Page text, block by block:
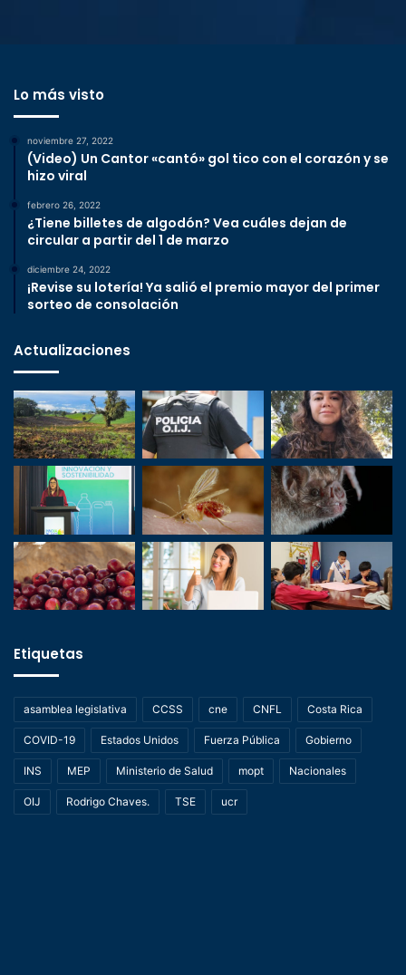
Lo más visto
noviembre 27, 2022
(Video) Un Cantor «cantó» gol tico con el corazón y se
hizo viral
febrero 26, 2022
¿Tiene billetes de algodón? Vea cuáles dejan de
circular a partir del 1 de marzo
diciembre 24, 2022
¡Revise su lotería! Ya salió el premio mayor del primer
sorteo de consolación
Actualizaciones
Etiquetas
asamblea legislativa CCSS cne CNFL Costa Rica
COVID-19 Estados Unidos Fuerza Pública Gobierno
INS MEP Ministerio de Salud mopt Nacionales
OIJ Rodrigo Chaves. TSE ucr